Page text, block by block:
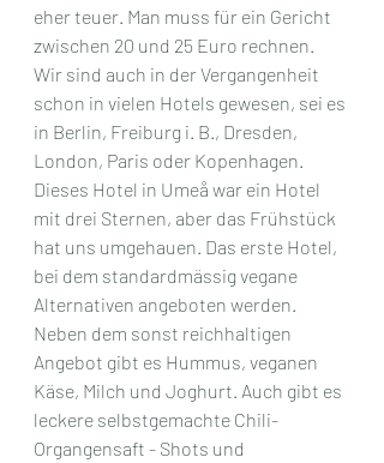
eher teuer. Man muss für ein Gericht
zwischen 20 und 25 Euro rechnen.
Wir sind auch in der Vergangenheit
schon in vielen Hotels gewesen, sei es
in Berlin, Freiburg i. B., Dresden,
London, Paris oder Kopenhagen.
Dieses Hotel in Umeå war ein Hotel
mit drei Sternen, aber das Frühstück
hat uns umgehauen. Das erste Hotel,
bei dem standardmässig vegane
Alternativen angeboten werden.
Neben dem sonst reichhaltigen
Angebot gibt es Hummus, veganen
Käse, Milch und Joghurt. Auch gibt es
leckere selbstgemachte Chili-
Organgensaft - Shots und